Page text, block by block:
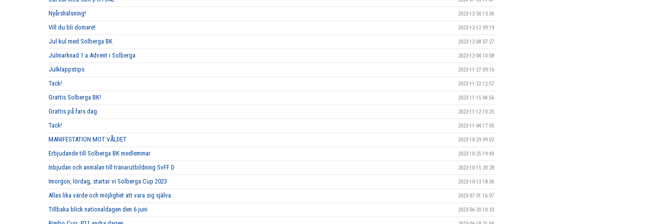
Nyårshälsning! 2023-12-30 13:06
Vill du bli domare! 2023-12-12 09:19
Jul kul med Solberga BK 2023-12-08 07:27
Julmarknad 1:a Advent i Solberga 2023-12-04 10:08
Julklappstips 2023-11-27 09:16
Tack! 2023-11-22 12:57
Grattis Solberga BK! 2023-11-15 04:56
Grattis på fars dag 2023-11-12 10:25
Tack! 2023-11-04 17:05
MANIFESTATION MOT VÅLDET 2023-10-29 09:02
Erbjudande till Solberga BK medlemmar 2023-10-25 19:40
Inbjudan och anmälan till tränarutbildning SvFF D 2023-10-15 20:28
Imorgon, lördag, startar vi Solberga Cup 2023 2023-10-13 18:06
Allas lika värde och möjlighet att vara sig själva. 2023-07-31 16:07
Tillbaka blick nationaldagen den 6 juni 2023-06-20 10:33